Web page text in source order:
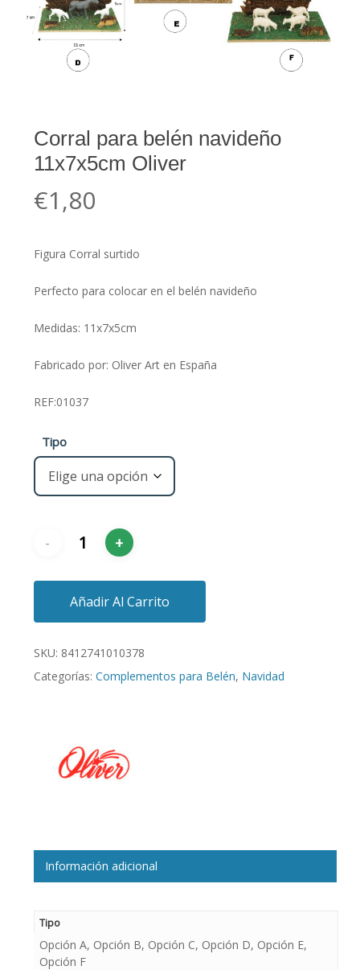
Corral para belén navideño
11x7x5cm Oliver
€1,80
Figura Corral surtido
Perfecto para colocar en el belén navideño
Medidas: 11x7x5cm
Fabricado por: Oliver Art en España
REF:01037
Tipo
Añadir Al Carrito
SKU: 8412741010378
Categorías: Complementos para Belén, Navidad
Información adicional
Tipo
Opción A, Opción B, Opción C, Opción D, Opción E,
Opción F